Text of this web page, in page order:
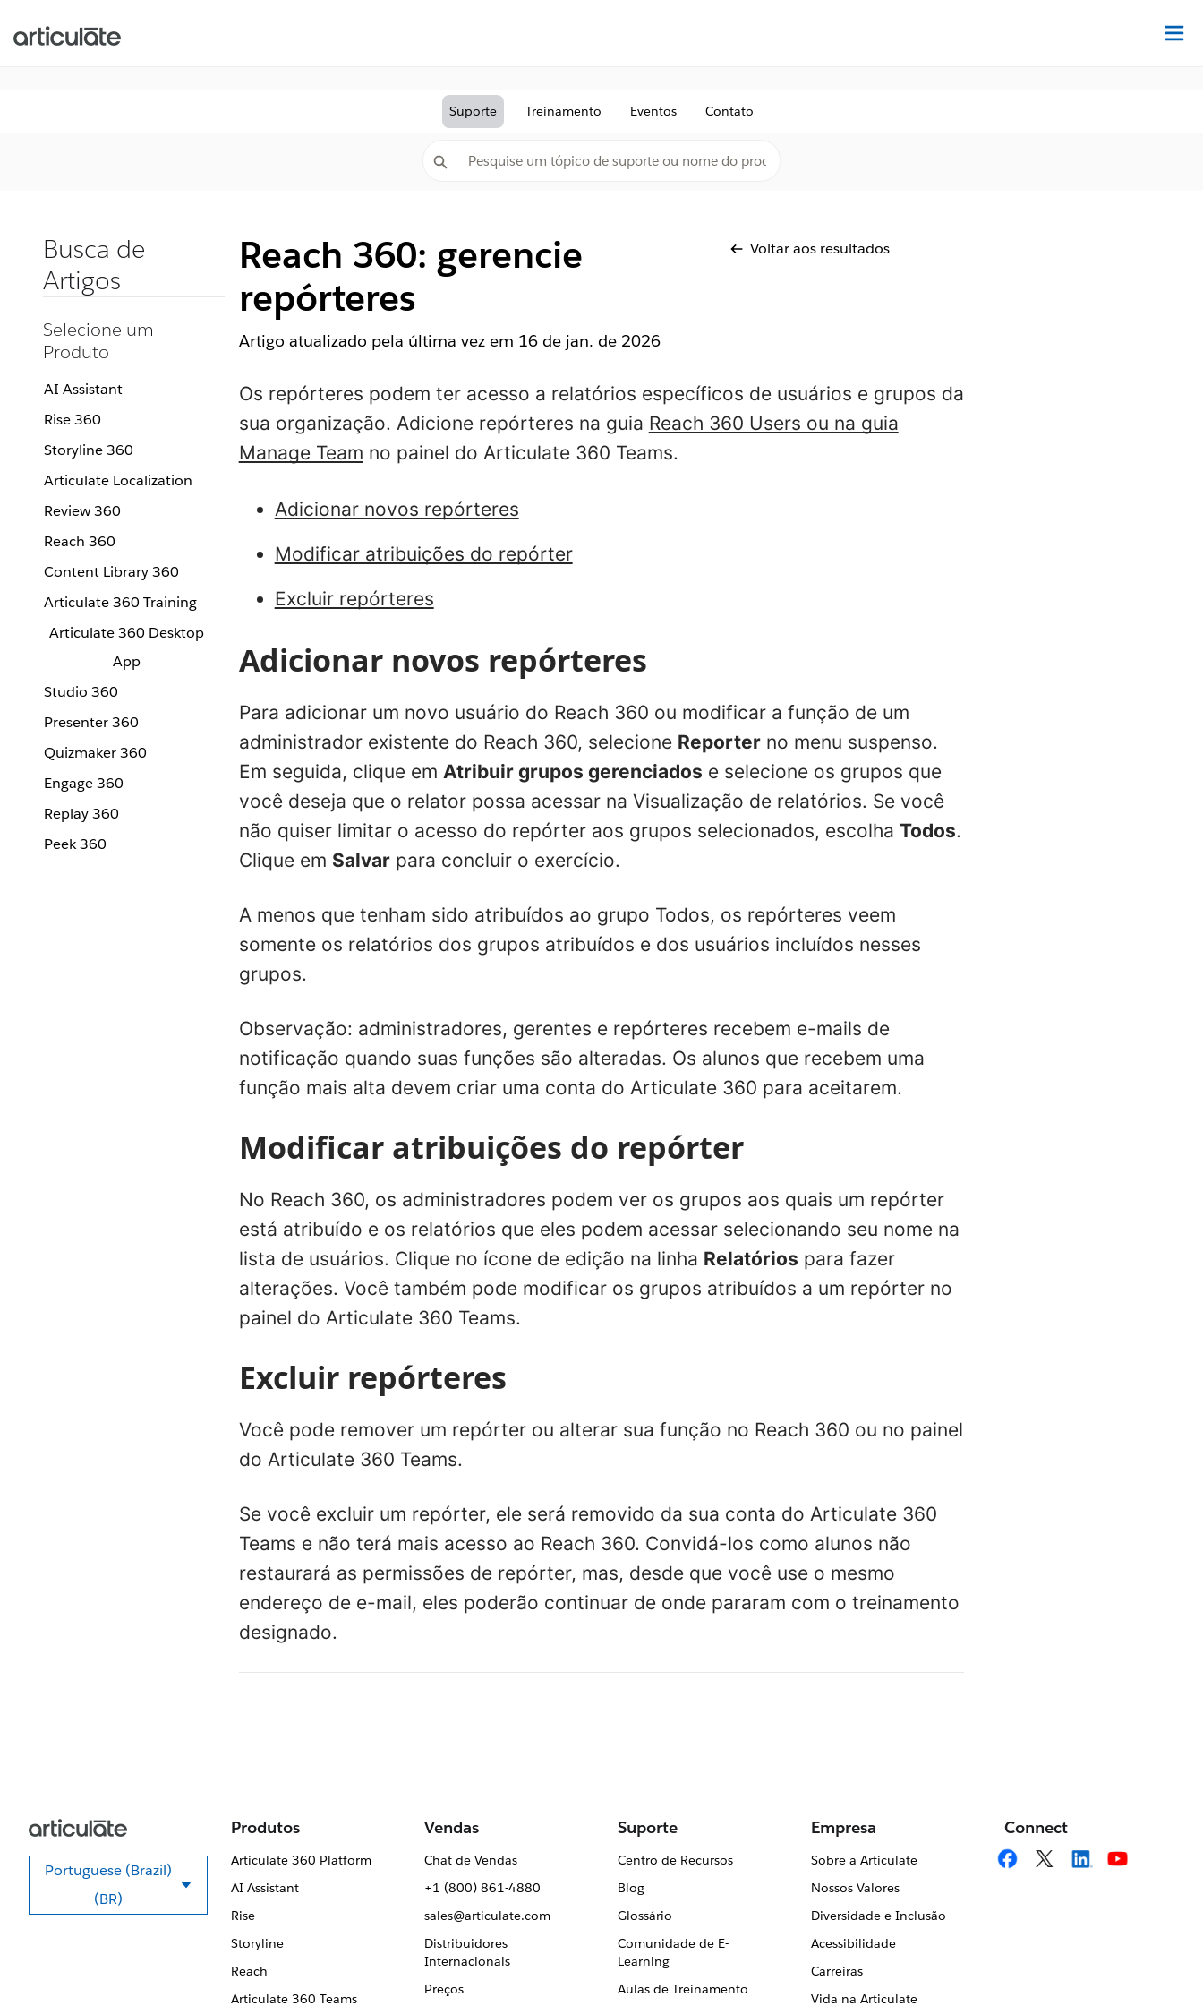
Suporte Treinamento Eventos Contato
Busca de
Artigos
Selecione um
Produto
AI Assistant
Rise 360
Storyline 360
Articulate Localization
Review 360
Reach 360
Content Library 360
Articulate 360 Training
Articulate 360 Desktop
App
Studio 360
Presenter 360
Quizmaker 360
Engage 360
Replay 360
Peek 360
Reach 360: gerencie
repórteres
Voltar aos resultados
Artigo atualizado pela última vez em 16 de jan. de 2026
Os repórteres podem ter acesso a relatórios específicos de usuários e grupos da
sua organização. Adicione repórteres na guia Reach 360 Users ou na guia
Manage Team no painel do Articulate 360 Teams.
Adicionar novos repórteres
Modificar atribuições do repórter
Excluir repórteres
Adicionar novos repórteres
Para adicionar um novo usuário do Reach 360 ou modificar a função de um
administrador existente do Reach 360, selecione Reporterno menu suspenso.
Em seguida, clique em Atribuir grupos gerenciados e selecione os grupos que
você deseja que o relator possa acessar na Visualização de relatórios. Se você
não quiser limitar o acesso do repórter aos grupos selecionados, escolha Todos.
Clique em Salvarpara concluir o exercício.
A menos que tenham sido atribuídos ao grupo Todos, os repórteres veem
somente os relatórios dos grupos atribuídos e dos usuários incluídos nesses
grupos.
Observação: administradores, gerentes e repórteres recebem e-mails de
notificação quando suas funções são alteradas. Os alunos que recebem uma
função mais alta devem criar uma conta do Articulate 360 para aceitarem.
Modificar atribuições do repórter
No Reach 360, os administradores podem ver os grupos aos quais um repórter
está atribuído e os relatórios que eles podem acessar selecionando seu nome na
lista de usuários. Clique no ícone de edição na linha Relatórios para fazer
alterações. Você também pode modificar os grupos atribuídos a um repórter no
painel do Articulate 360 Teams.
Excluir repórteres
Você pode remover um repórter ou alterar sua função no Reach 360 ou no painel
do Articulate 360 Teams.
Se você excluir um repórter, ele será removido da sua conta do Articulate 360
Teams e não terá mais acesso ao Reach 360. Convidá-los como alunos não
restaurará as permissões de repórter, mas, desde que você use o mesmo
endereço de e-mail, eles poderão continuar de onde pararam com o treinamento
designado.
Portuguese (Brazil)
(BR)Selecione seu idioma
Produtos
Articulate 360 Platform
AI Assistant
Rise
Storyline
Reach
Articulate 360 Teams
Vendas
Chat de Vendas
+1 (800) 861-4880
sales@articulate.com
Distribuidores
Internacionais
Preços
Suporte
Centro de Recursos
Blog
Glossário
Comunidade de E-
Learning
Aulas de Treinamento
Empresa
Sobre a Articulate
Nossos Valores
Diversidade e Inclusão
Acessibilidade
Carreiras
Vida na Articulate
Connect